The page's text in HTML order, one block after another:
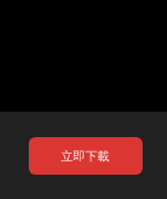
立即下載